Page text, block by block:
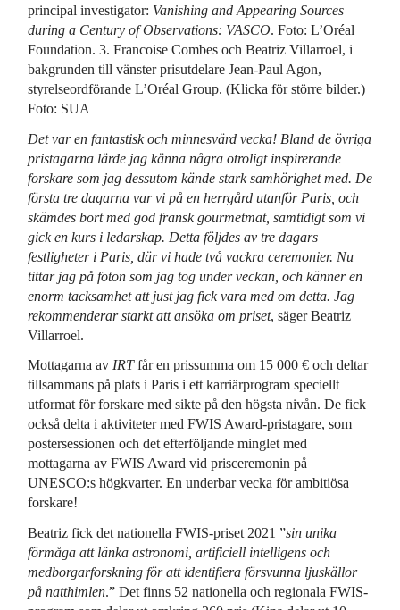
principal investigator: Vanishing and Appearing Sources
during a Century of Observations: VASCO. Foto: L’Oréal
Foundation. 3. Francoise Combes och Beatriz Villarroel, i
bakgrunden till vänster prisutdelare Jean-Paul Agon,
styrelseordförande L’Oréal Group. (Klicka för större bilder.)
Foto: SUA
Det var en fantastisk och minnesvärd vecka! Bland de övriga
pristagarna lärde jag känna några otroligt inspirerande
forskare som jag dessutom kände stark samhörighet med. De
första tre dagarna var vi på en herrgård utanför Paris, och
skämdes bort med god fransk gourmetmat, samtidigt som vi
gick en kurs i ledarskap. Detta följdes av tre dagars
festligheter i Paris, där vi hade två vackra ceremonier. Nu
tittar jag på foton som jag tog under veckan, och känner en
enorm tacksamhet att just jag fick vara med om detta. Jag
rekommenderar starkt att ansöka om priset, säger Beatriz
Villarroel.
Mottagarna av IRTfår en prissumma om 15 000 € och deltar
tillsammans på plats i Paris i ett karriärprogram speciellt
utformat för forskare med sikte på den högsta nivån. De fick
också delta i aktiviteter med FWIS Award-pristagare, som
postersessionen och det efterföljande minglet med
mottagarna av FWIS Award vid prisceremonin på
UNESCO:s högkvarter. En underbar vecka för ambitiösa
forskare!
Beatriz fick det nationella FWIS-priset 2021 ”sin unika
förmåga att länka astronomi, artificiell intelligens och
medborgarforskning för att identifiera försvunna ljuskällor
på natthimlen.” Det finns 52 nationella och regionala FWIS-